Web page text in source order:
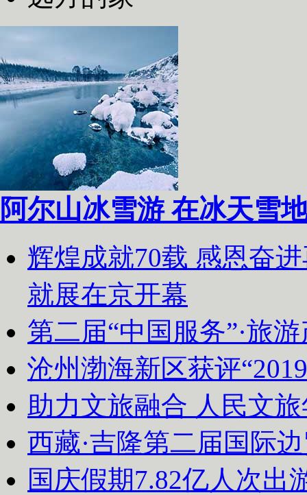
阿尔山冰雪游 在冰天雪
辉煌成就70载 感恩奋
就展在京开幕
第二届“中国服务”·旅
沧州渤海新区获评
助力文旅融合 人民文
西藏·吉隆第二届国际
国庆假期7.82亿人次出